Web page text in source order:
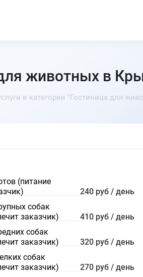
животных в
в категории "Гостиница для
(питание
240 руб / день
собак
заказчик)
410 руб / день
собак
заказчик)
320 руб / день
собак
заказчик)
270 руб / день